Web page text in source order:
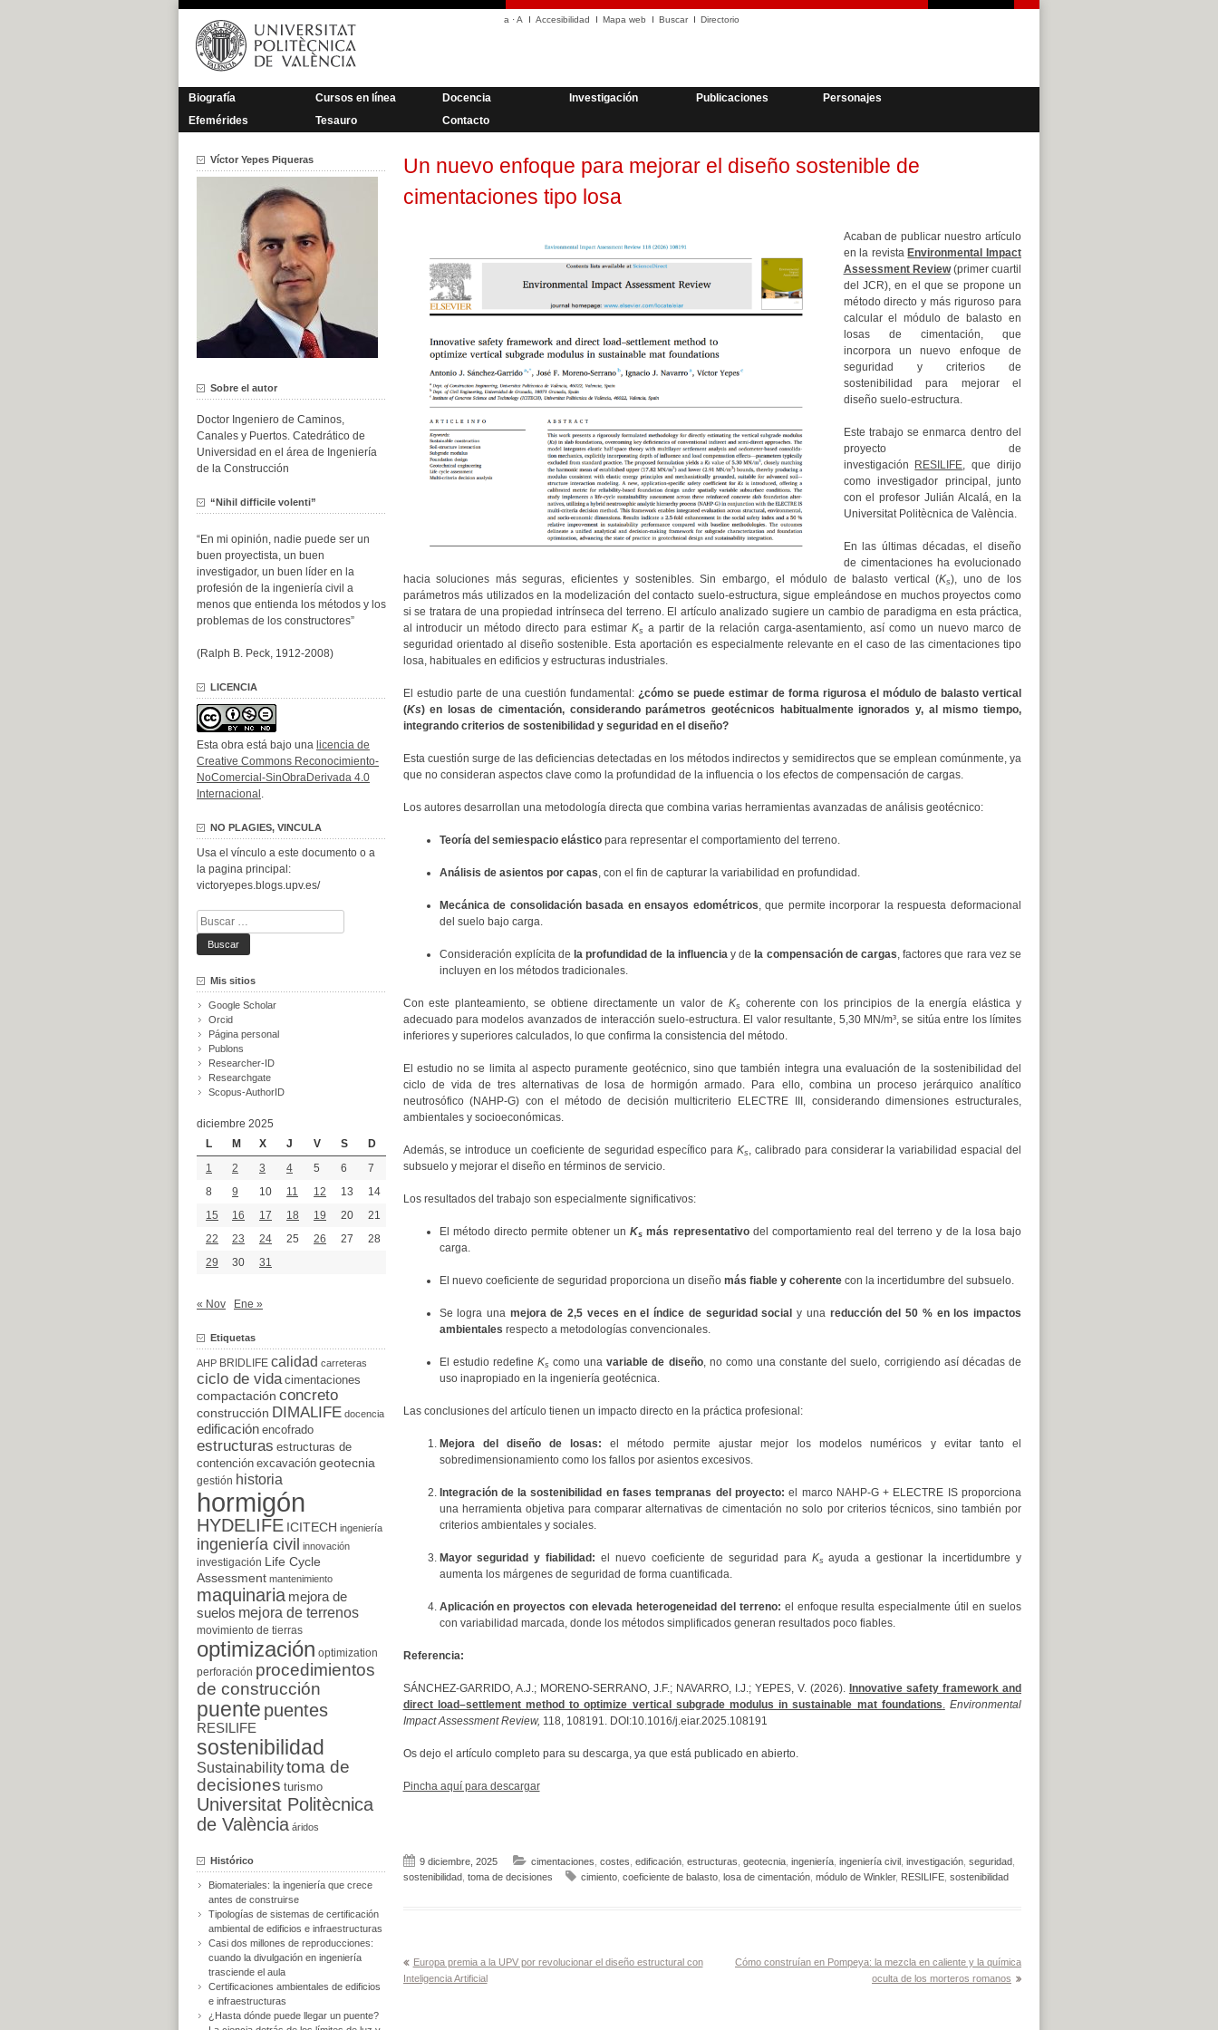
Saltar
contenido
a ·A Accesibilidad Mapa web Buscar Directorio
Biografía Cursos en línea Docencia Investigación Publicaciones
Personajes
Efemérides
Tesauro Contacto
Un nuevo enfoque para mejorar el diseño sostenible de
cimentaciones tipo losa
Acaban de publicar nuestro artículo
en la revista Environmental Impact
Assessment Review(primer cuartil
del JCR), en el que se propone un
método directo y más riguroso para
calcular el módulo de balasto en
losas de cimentación, que
incorpora un nuevo enfoque de
seguridad y criterios de
sostenibilidad para mejorar el
diseño suelo-estructura.
Este trabajo se enmarca dentro del
proyecto de
investigación
RESILIFE, que dirijo
como investigador principal, junto
con el profesor Julián Alcalá, en la
Universitat Politècnica de València.
En las últimas décadas, el diseño
de cimentaciones ha evolucionado
hacia soluciones más seguras, eficientes y sostenibles. Sin embargo, el módulo de balasto vertical (Ks), uno de los
parámetros más utilizados en la modelización del contacto suelo-estructura, sigue empleándose en muchos proyectos como
si se tratara de una propiedad intrínseca del terreno. El artículo analizado sugiere un cambio de paradigma en esta práctica,
al introducir un método directo para estimarKs a partir de la relación carga-asentamiento, así como un nuevo marco de
seguridad orientado al diseño sostenible. Esta aportación es especialmente relevante en el caso de las cimentaciones tipo
losa, habituales en edificios y estructuras industriales.
El estudio parte de una cuestión fundamental: ¿cómo se puede estimar de forma rigurosa el módulo de balasto vertical
(Ks) en losas de cimentación, considerando parámetros geotécnicos habitualmente ignorados y, al mismo tiempo,
integrando criterios de sostenibilidad y seguridad en el diseño?
Esta cuestión surge de las deficiencias detectadas en los métodos indirectos y semidirectos que se emplean comúnmente, ya
que no consideran aspectos clave como la profundidad de la influencia o los efectos de compensación de cargas.
Los autores desarrollan una metodología directa que combina varias herramientas avanzadas de análisis geotécnico:
Teoría del semiespacio elásticopara representar el comportamiento del terreno.
Análisis de asientos por capas, con el fin de capturar la variabilidad en profundidad.
Mecánica de consolidación basada en ensayos edométricos, que permite incorporar la respuesta deformacional
del suelo bajo carga.
Consideración explícita de la profundidad de la influenciay de la compensación de cargas, factores que rara vez se
incluyen en los métodos tradicionales.
Con este planteamiento, se obtiene directamente un valor de Ks
coherente con los principios de la energía elástica y
adecuado para modelos avanzados de interacción suelo-estructura. El valor resultante, 5,30 MN/m³, se sitúa entre los límites
inferiores y superiores calculados, lo que confirma la consistencia del método.
El estudio no se limita al aspecto puramente geotécnico, sino que también integra una evaluación de la sostenibilidad del
ciclo de vida de tres alternativas de losa de hormigón armado. Para ello, combina un proceso jerárquico analítico
neutrosófico (NAHP-G) con el método de decisión multicriterio ELECTRE III, considerando dimensiones estructurales,
ambientales y socioeconómicas.
Además, se introduce un coeficiente de seguridad específico paraKs , calibrado para considerar la variabilidad espacial del
subsuelo y mejorar el diseño en términos de servicio.
Los resultados del trabajo son especialmente significativos:
El método directo permite obtener unKs más representativodel comportamiento real del terreno y de la losa bajo
carga.
El nuevo coeficiente de seguridad proporciona un diseño más fiable y coherentecon la incertidumbre del subsuelo.
Se logra una mejora de 2,5 veces en el índice de seguridad social y una reducción del 50 % en los impactos
ambientales respecto a metodologías convencionales.
El estudio redefine Ks como unavariable de diseño, no como una constante del suelo, corrigiendo así décadas de
uso inapropiado en la ingeniería geotécnica.
Las conclusiones del artículo tienen un impacto directo en la práctica profesional:
Mejora del diseño de losas: el método permite ajustar mejor los modelos numéricos y evitar tanto el
sobredimensionamiento como los fallos por asientos excesivos.
Integración de la sostenibilidad en fases tempranas del proyecto: el marco NAHP-G + ELECTRE IS proporciona
una herramienta objetiva para comparar alternativas de cimentación no solo por criterios técnicos, sino también por
criterios ambientales y sociales.
Mayor seguridad y fiabilidad: el nuevo coeficiente de seguridad para Ks ayuda a gestionar la incertidumbre y
aumenta los márgenes de seguridad de forma cuantificada.
Aplicación en proyectos con elevada heterogeneidad del terreno: el enfoque resulta especialmente útil en suelos
con variabilidad marcada, donde los métodos simplificados generan resultados poco fiables.
Referencia:
SÁNCHEZ-GARRIDO, A.J.; MORENO-SERRANO, J.F.; NAVARRO, I.J.; YEPES, V. (2026). Innovative safety framework and
direct load–settlement method to optimize vertical subgrade modulus in sustainable mat foundations. Environmental
Impact Assessment Review, 118, 108191. DOI:10.1016/j.eiar.2025.108191
Os dejo el artículo completo para su descarga, ya que está publicado en abierto.
Pincha aquí para descargar
9 diciembre, 2025 cimentaciones costes edificación, estructuras geotecnia, ingeniería, ingeniería civil investigación, seguridad
sostenibilidad toma de decisiones cimiento, coeficiente de balasto, losa de cimentación, módulo de Winkler, RESILIFE, sostenibilidad
Navegación
de
Europa premia a la UPV por revolucionar el diseño estructural con
Inteligencia Artificial
Cómo construían en Pompeya: la mezcla en caliente y la química
oculta de los morteros romanos
Víctor Yepes Piqueras
Sobre el autor
Doctor Ingeniero de Caminos,
Canales y Puertos. Catedrático de
Universidad en el área de Ingeniería
de la Construcción
“Nihil difficile volenti”
“En mi opinión, nadie puede ser un
buen proyectista, un buen
investigador, un buen líder en la
profesión de la ingeniería civil a
menos que entienda los métodos y los
problemas de los constructores”
(Ralph B. Peck, 1912-2008)
LICENCIA
Esta obra está bajo una licencia de
Creative Commons Reconocimiento-
NoComercial-SinObraDerivada 4.0
Internacional .
NO PLAGIES, VINCULA
Usa el vínculo a este documento o a
la pagina principal:
victoryepes.blogs.upv.es/
Buscar:
Mis sitios
Google Scholar
Orcid
Página personal
Publons
Researcher-ID
Researchgate
Scopus-AuthorID
diciembre 2025
L
M X J V S
D
1
2 3 4 5 6
7
8
9 10 11 12 13
14
15
16 17 18 19 20
21
22
23 24 25 26 27
28
29
30 31
« Nov Ene »
Etiquetas
AHP BRIDLIFE calidad carreteras
ciclo de vida cimentaciones
compactación concreto
construcción DIMALIFE docencia
edificación encofrado
estructuras estructuras de
contención excavación geotecnia
gestión historia
hormigón
HYDELIFE ICITECH ingeniería
ingeniería civil innovación
investigación
Life Cycle
Assessment mantenimiento
maquinaria mejora de
suelos mejora de terrenos
movimiento de tierras
optimización optimization
perforación procedimientos
de construcción
puente puentes
RESILIFE
sostenibilidad
Sustainabilitytoma de
decisiones turismo
Universitat Politècnica
de València áridos
Histórico
Biomateriales: la ingeniería que crece
antes de construirse
Tipologías de sistemas de certificación
ambiental de edificios e infraestructuras
Casi dos millones de reproducciones:
cuando la divulgación en ingeniería
trasciende el aula
Certificaciones ambientales de edificios
e infraestructuras
¿Hasta dónde puede llegar un puente?